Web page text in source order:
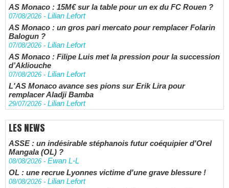
AS Monaco : 15M€ sur la table pour un ex du FC Rouen ?
07/08/2026 - Lilian Lefort
AS Monaco : un gros pari mercato pour remplacer Folarin
Balogun ?
07/08/2026 - Lilian Lefort
AS Monaco : Filipe Luis met la pression pour la succession
d’Akliouche
07/08/2026 - Lilian Lefort
L'AS Monaco avance ses pions sur Erik Lira pour
remplacer Aladji Bamba
29/07/2026 - Lilian Lefort
LES NEWS
ASSE : un indésirable stéphanois futur coéquipier d'Orel
Mangala (OL) ?
08/08/2026 - Ewan L-L
OL : une recrue Lyonnes victime d'une grave blessure !
08/08/2026 - Lilian Lefort